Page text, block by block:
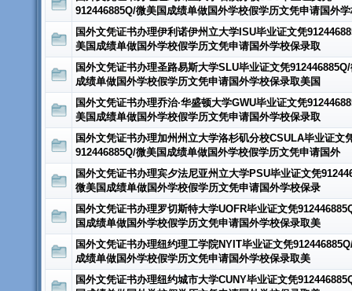
912446885Q/微美国成绩单做国外学校假学历文凭申请国外
国外文凭证书办理伊利诺伊州立大学ISU毕业证文凭
美国成绩单做国外学校假学历文凭申请国外学校保录取
国外文凭证书办理圣路易斯大学SLU毕业证文凭
成绩单做国外学校假学历文凭申请国外学校保录取美国
国外文凭证书办理乔治·华盛顿大学GWU毕业证文凭
美国成绩单做国外学校假学历文凭申请国外学校保录取
国外文凭证书办理加州州立大学洛杉矶分校CSULA毕业证文
912446885Q/微美国成绩单做国外学校假学历文凭申请国外
国外文凭证书办理宾夕法尼亚州立大学PSU毕业证文凭
微美国成绩单做国外学校假学历文凭申请国外学校保录
国外文凭证书办理罗切斯特大学UOFR毕业证文凭
国成绩单做国外学校假学历文凭申请国外学校保录取美
国外文凭证书办理纽约理工学院NYIT毕业证文凭
成绩单做国外学校假学历文凭申请国外学校保录取美
国外文凭证书办理纽约城市大学CUNY毕业证文凭